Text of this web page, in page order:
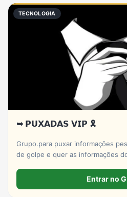
TECNOLOGIA
➥ 𝗣𝗨𝗫𝗔𝗗𝗔𝗦 𝗩𝗜𝗣 🎗️
Grupo.para puxar informações
de golpe e quer as informações
Entrar no